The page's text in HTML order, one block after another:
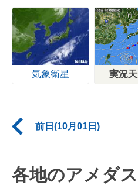
気象衛星 実況
前日(10月01日)
各地のアメダ